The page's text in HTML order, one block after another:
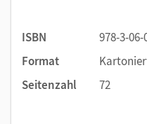
Voneinander und
gemeinsames
und Wahlseiten
ISBN
978-3-06-
Format
Seitenzahl
72